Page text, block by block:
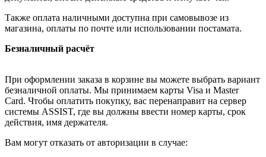
Также оплата наличными доступна при самовывозе из
магазина, оплаты по почте или использовании постамата.
Безналичный расчёт
При оформлении заказа в корзине вы можете выбрать вариант
безналичной оплаты. Мы принимаем карты Visa и Master
Card. Чтобы оплатить покупку, вас перенаправит на сервер
системы ASSIST, где вы должны ввести номер карты, срок
действия, имя держателя.
Вам могут отказать от авторизации в случае: